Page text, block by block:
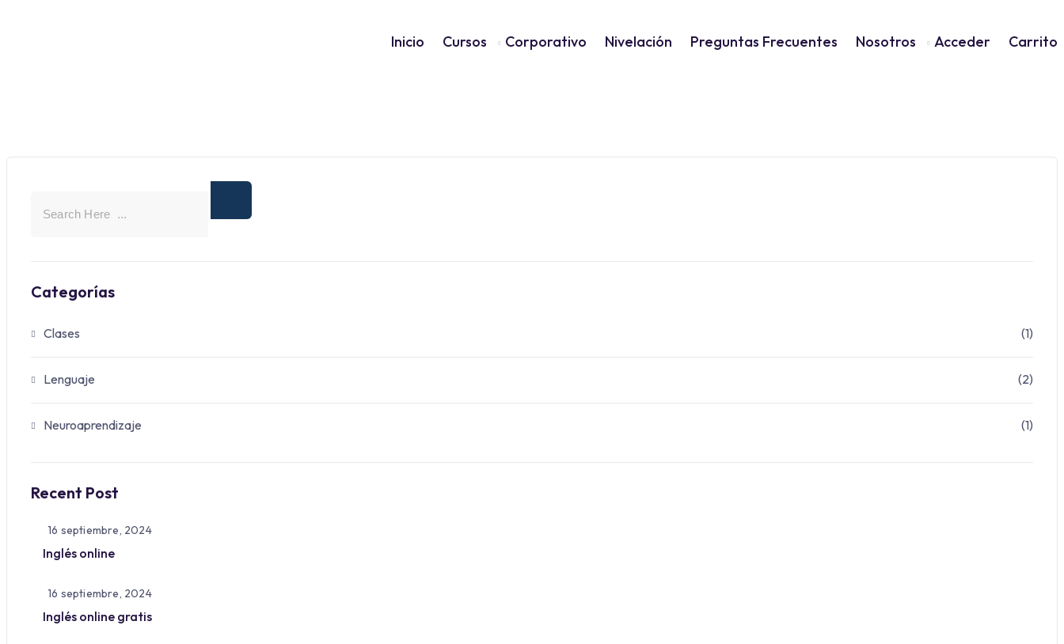
Inicio Cursos Corporativo Nivelación Preguntas Frecuentes Nosotros Acceder Carrito
Categorías
Clases (1)
Lenguaje (2)
Neuroaprendizaje (1)
Recent Post
16 septiembre, 2024
Inglés online
16 septiembre, 2024
Inglés online gratis